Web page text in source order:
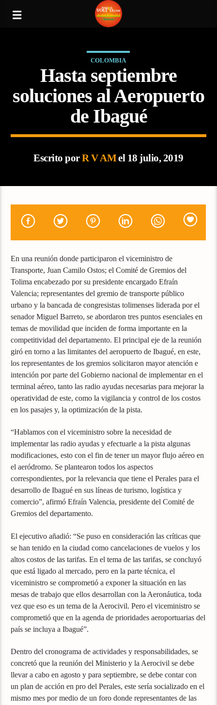
COLOMBIA
Hasta septiembre
soluciones al Aeropuerto
de Ibagué
Escrito porR V AMel 18 julio, 2019
En una reunión donde participaron el viceministro de
Transporte, Juan Camilo Ostos; el Comité de Gremios del
Tolima encabezado por su presidente encargado Efraín
Valencia; representantes del gremio de transporte público
urbano y la bancada de congresistas tolimenses liderada por el
senador Miguel Barreto, se abordaron tres puntos esenciales en
temas de movilidad que inciden de forma importante en la
competitividad del departamento. El principal eje de la reunión
giró en torno a las limitantes del aeropuerto de Ibagué, en este,
los representantes de los gremios solicitaron mayor atención e
intención por parte del Gobierno nacional de implementar en el
terminal aéreo, tanto las radio ayudas necesarias para mejorar la
operatividad de este, como la vigilancia y control de los costos
en los pasajes y, la optimización de la pista.
“Hablamos con el viceministro sobre la necesidad de
implementar las radio ayudas y efectuarle a la pista algunas
modificaciones, esto con el fin de tener un mayor flujo aéreo en
el aeródromo. Se plantearon todos los aspectos
correspondientes, por la relevancia que tiene el Perales para el
desarrollo de Ibagué en sus líneas de turismo, logística y
comercio”, afirmó Efraín Valencia, presidente del Comité de
Gremios del departamento.
El ejecutivo añadió: “Se puso en consideración las críticas que
se han tenido en la ciudad como cancelaciones de vuelos y los
altos costos de las tarifas. En el tema de las tarifas, se concluyó
que está ligado al mercado, pero en la parte técnica, el
viceministro se comprometió a exponer la situación en las
mesas de trabajo que ellos desarrollan con la Aeronáutica, toda
vez que eso es un tema de la Aerocivil. Pero el viceministro se
comprometió que en la agenda de prioridades aeroportuarias del
país se incluya a Ibagué”.
Dentro del cronograma de actividades y responsabilidades, se
concretó que la reunión del Ministerio y la Aerocivil se debe
llevar a cabo en agosto y para septiembre, se debe contar con
un plan de acción en pro del Perales, este sería socializado en el
mismo mes por medio de un foro donde representantes de las